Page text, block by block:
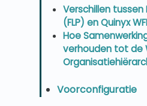
Verschillen tussen
(FLP) en Quinyx
Hoe
verhouden tot de
Voorconfiguratie